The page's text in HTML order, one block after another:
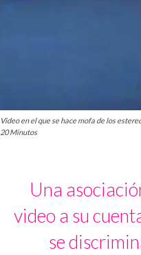
Video en el que se hace mofa de los
20 Minutos
Una
video a su
se